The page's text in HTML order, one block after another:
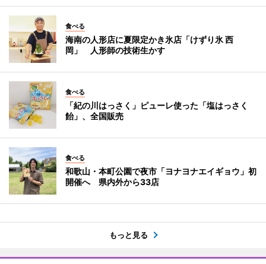
食べる
海南の人形店に夏限定かき氷店「けずり氷 西
岡」 人形師の技術生かす
食べる
「紀の川はっさく」ピューレ使った「塩はっさく
飴」、全国販売
食べる
和歌山・本町公園で夜市「ヨナヨナエイギョウ」初
開催へ 県内外から33店
もっと見る